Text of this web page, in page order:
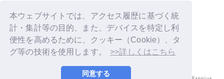
本ウェブサイトでは、アクセス履歴に基づく統
計・集計等の目的、また、デバイスを特定し利
便性を高めるために、クッキー（Cookie）、タ
グ等の技術を使用します。
>>詳しくはこちら
同意する